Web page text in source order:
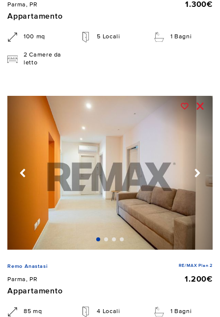
Parma, PR
1.300€
Appartamento
100 mq 5 Locali 1 Bagni
2 Camere da
letto
Remo Anastasi RE/MAX Plan 2
Parma, PR
1.200€
Appartamento
85 mq 4 Locali 1 Bagni